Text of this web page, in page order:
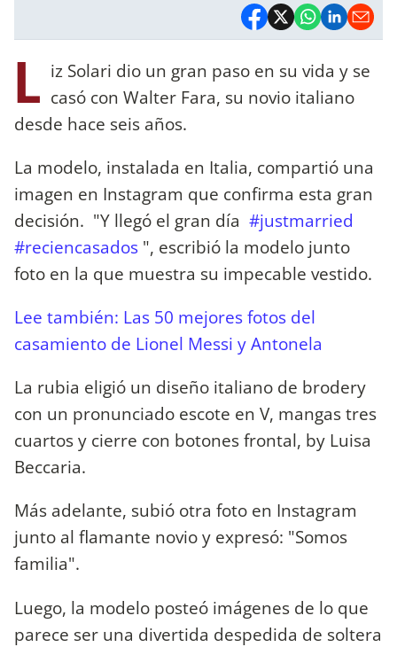
L iz Solari dio un gran paso en su vida y se
casó con Walter Fara, su novio italiano
desde hace seis años.
La modelo, instalada en Italia, compartió una
imagen en Instagram que confirma esta gran
decisión. "Y llegó el gran día #justmarried
#reciencasados ", escribió la modelo junto
foto en la que muestra su impecable vestido.
Lee también: Las 50 mejores fotos del
casamiento de Lionel Messi y Antonela
La rubia eligió un diseño italiano de brodery
con un pronunciado escote en V, mangas tres
cuartos y cierre con botones frontal, by Luisa
Beccaria.
Más adelante, subió otra foto en Instagram
junto al flamante novio y expresó: "Somos
familia".
Luego, la modelo posteó imágenes de lo que
parece ser una divertida despedida de soltera